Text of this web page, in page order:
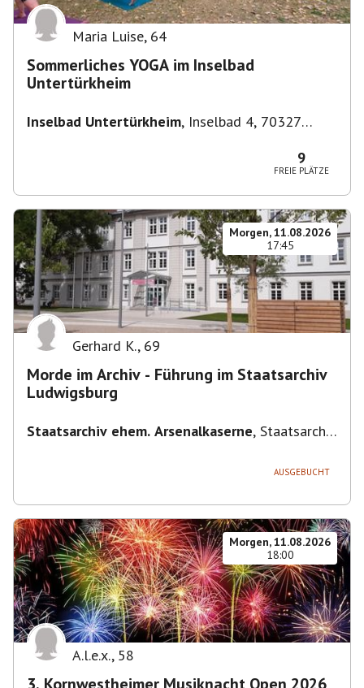
Maria Luise, 64
Sommerliches YOGA im Inselbad
Untertürkheim
Inselbad Untertürkheim, Inselbad 4, 70327
9
FREIE PLÄTZE
Morgen, 11.08.2026
17:45
Gerhard K., 69
Morde im Archiv - Führung im Staatsarchiv
Ludwigsburg
Staatsarchiv ehem. Arsenalkaserne, Staatsarchiv
AUSGEBUCHT
Morgen, 11.08.2026
18:00
A.l.e.x., 58